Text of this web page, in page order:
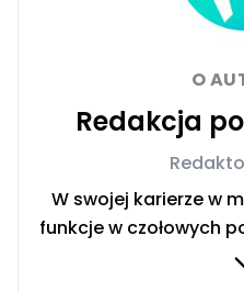
O
Redakcja
W swojej karierze w
funkcje w czołowych
Od redaktora, po